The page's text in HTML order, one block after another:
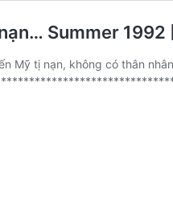
Summer 1992
Mỹ tị nạn, không có thân